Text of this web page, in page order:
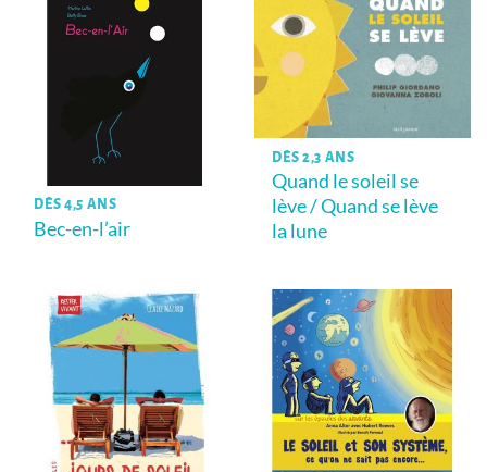
DÈS 4,5 ANS
Bec-en-l’air
DÈS 2,3 ANS
Quand le soleil se
lève / Quand se lève
la lune